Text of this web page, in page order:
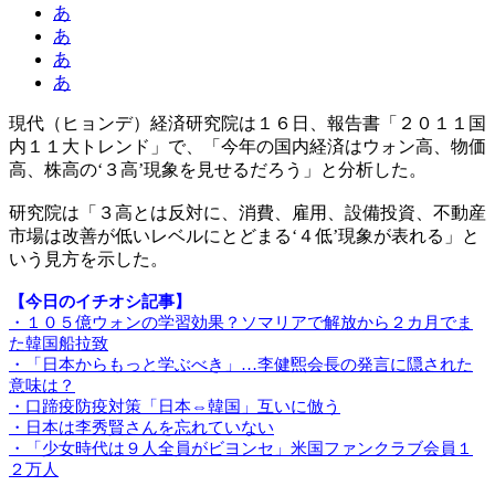
あ
あ
あ
あ
現代（ヒョンデ）経済研究院は１６日、報告書「２０１１国
内１１大トレンド」で、「今年の国内経済はウォン高、物価
高、株高の‘３高’現象を見せるだろう」と分析した。
研究院は「３高とは反対に、消費、雇用、設備投資、不動産
市場は改善が低いレベルにとどまる‘４低’現象が表れる」と
いう見方を示した。
【今日のイチオシ記事】
・１０５億ウォンの学習効果？ソマリアで解放から２カ月でま
た韓国船拉致
・「日本からもっと学ぶべき」…李健煕会長の発言に隠された
意味は？
・口蹄疫防疫対策「日本⇔韓国」互いに倣う
・日本は李秀賢さんを忘れていない
・「少女時代は９人全員がビヨンセ」米国ファンクラブ会員１
２万人